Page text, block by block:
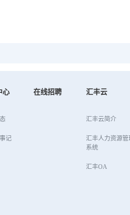
心
记
在线招聘 汇丰云
汇丰云简介
汇丰人力资源管
系统
汇丰OA